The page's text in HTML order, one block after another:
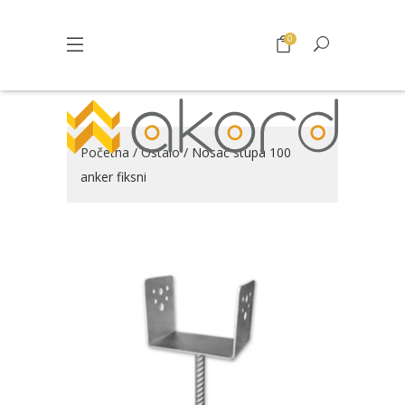
0
Početna /Ostalo/ Nosač stupa 100
anker fiksni